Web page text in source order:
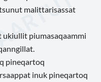
malittarisassat
piumasaqaammi
pineqartoq
inuk pineqartoq